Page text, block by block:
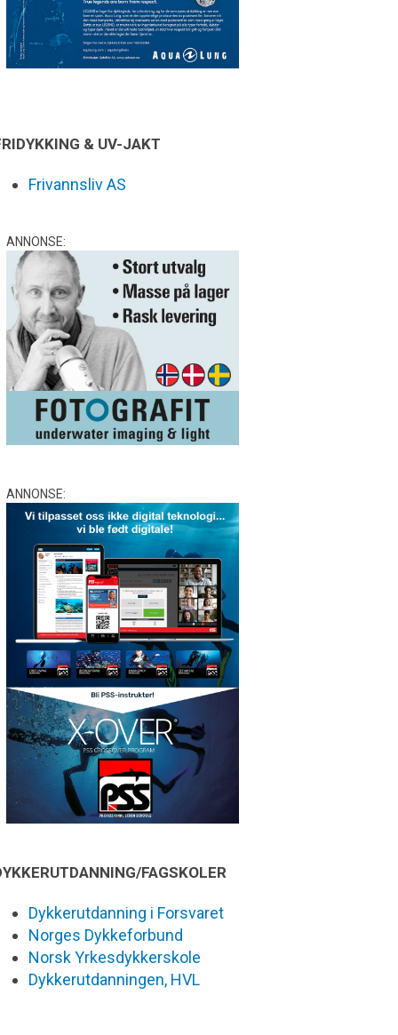
& UV-JAKT
Frivannsliv AS
ANNONSE:
ANNONSE:
FAGSKOLER
Dykkerutdanning i Forsvaret
Norges Dykkeforbund
Norsk Yrkesdykkerskole
Dykkerutdanningen, HVL